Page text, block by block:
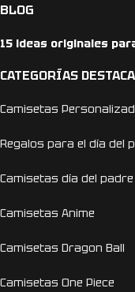
BLOG
15 ideas originales
CATEGORÍAS
Camisetas
Regalos para el día del
Camisetas día del padre
Camisetas Anime
Camisetas Dragon Ball
Camisetas One Piece